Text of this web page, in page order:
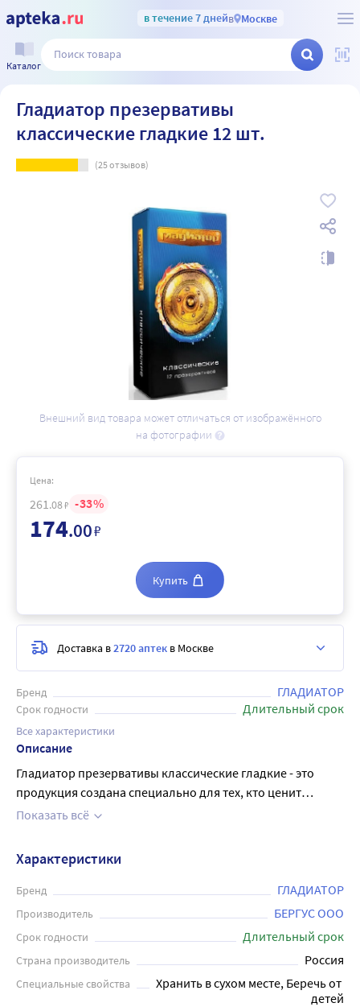
в течение 7 днейв Москве
Каталог
Гладиатор презервативы
классические гладкие 12 шт.
(25отзывов)
Внешний вид товара может отличаться от изображённого
на фотографии
Бренд ГЛАДИАТОР
Срок годности Длительный срок
Все характеристики
Описание
Гладиатор презервативы классические гладкие - это
продукция создана специально для тех, кто ценит
безопасность и комфорт, но выбирает лучшую цену.
смазкой на водной основе. Идеально подходят
любителям максимально естественных ощущений.
Прозрачная гладкая поверхность презерватива
отличается повышенной прочностью и эластичностью.
Получайте удовольствие и расслабьтесь, комфорт и
естественность вам обеспечены. В упаковке 12 штук
Показать всё
Цена:
261 .08₽ 33
174.00₽
Купить
Доставка в2720 аптек в Москве
Характеристики
Бренд ГЛАДИАТОР
Производитель БЕРГУС ООО
Срок годности Длительный срок
Страна производитель Россия
Специальные свойства
Хранить в сухом месте, Беречь от
детей